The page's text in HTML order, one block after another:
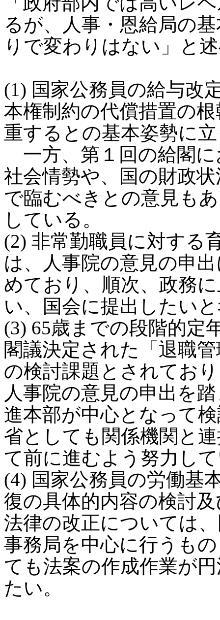
るが、人事・恩給局の
りで変わりはない」と
(1) 国家公務員の給与改
本権制約の代償措置の
重するとの基本姿勢に
一方、第１回の給閣
社会情勢や、国の財政
で臨むべきとの意見も
している。
(2) 非常勤職員に対する
は、人事院の意見の申
めており、順次、政務
い、国会に提出したい
(3) 65歳までの段階的定
閣議決定された「退職
の検討課題とされてお
人事院の意見の申出を
進本部が中心となって
省としても関係機関と
て前に進むよう努力し
(4) 国家公務員の労働基
復の具体的内容の検討
法律の改正については
事務局を中心に行うも
ても法案の作成作業が
たい。